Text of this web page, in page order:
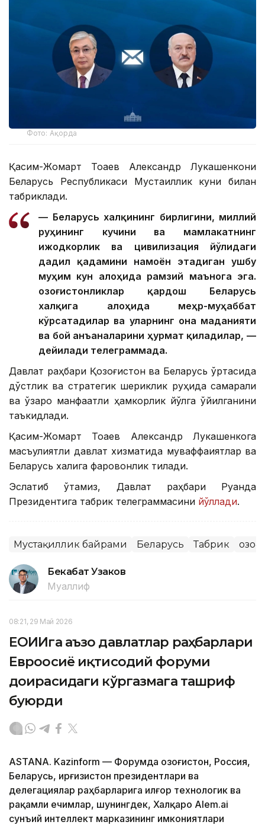
Фото: Ақорда
Қасим-Жомарт Тоқаев Александр Лукашенкони
Беларусь Республикаси Мустақиллик куни билан
табриклади.
— Беларусь халқининг бирлигини, миллий
руҳининг кучини ва мамлакатнинг
ижодкорлик ва цивилизация йўлидаги
дадил қадамини намоён этадиган ушбу
муҳим кун алоҳида рамзий маънога эга.
Қозоғистонликлар қардош Беларусь
халқига алоҳида меҳр-муҳаббат
кўрсатадилар ва уларнинг она маданияти
ва бой анъаналарини ҳурмат қиладилар, —
дейилади телеграммада.
Давлат раҳбари Қозоғистон ва Беларусь ўртасида
дўстлик ва стратегик шериклик руҳида самарали
ва ўзаро манфаатли ҳамкорлик йўлга қўйилганини
таъкидлади.
Қасим-Жомарт Тоқаев Александр Лукашенкога
масъулиятли давлат хизматида муваффақиятлар ва
Беларусь халқига фаровонлик тилади.
Эслатиб ўтамиз, Давлат раҳбари Руанда
Президентига табрик телеграммасини йўллади.
Мустақиллик байрами Беларусь Табрик
Бекабат Узаков
Муаллиф
08:21, 29 Май 2026
ЕОИИга аъзо давлатлар раҳбарлари
Евроосиё иқтисодий форуми
доирасидаги кўргазмага ташриф
буюрди
ASTANA. Kazinform — Форумда Қозоғистон, Россия,
Беларусь, Қирғизистон президентлари ва
делегациялар раҳбарларига илғор технологик ва
рақамли ечимлар, шунингдек, Халқаро Alem.ai
сунъий интеллект марказининг имкониятлари